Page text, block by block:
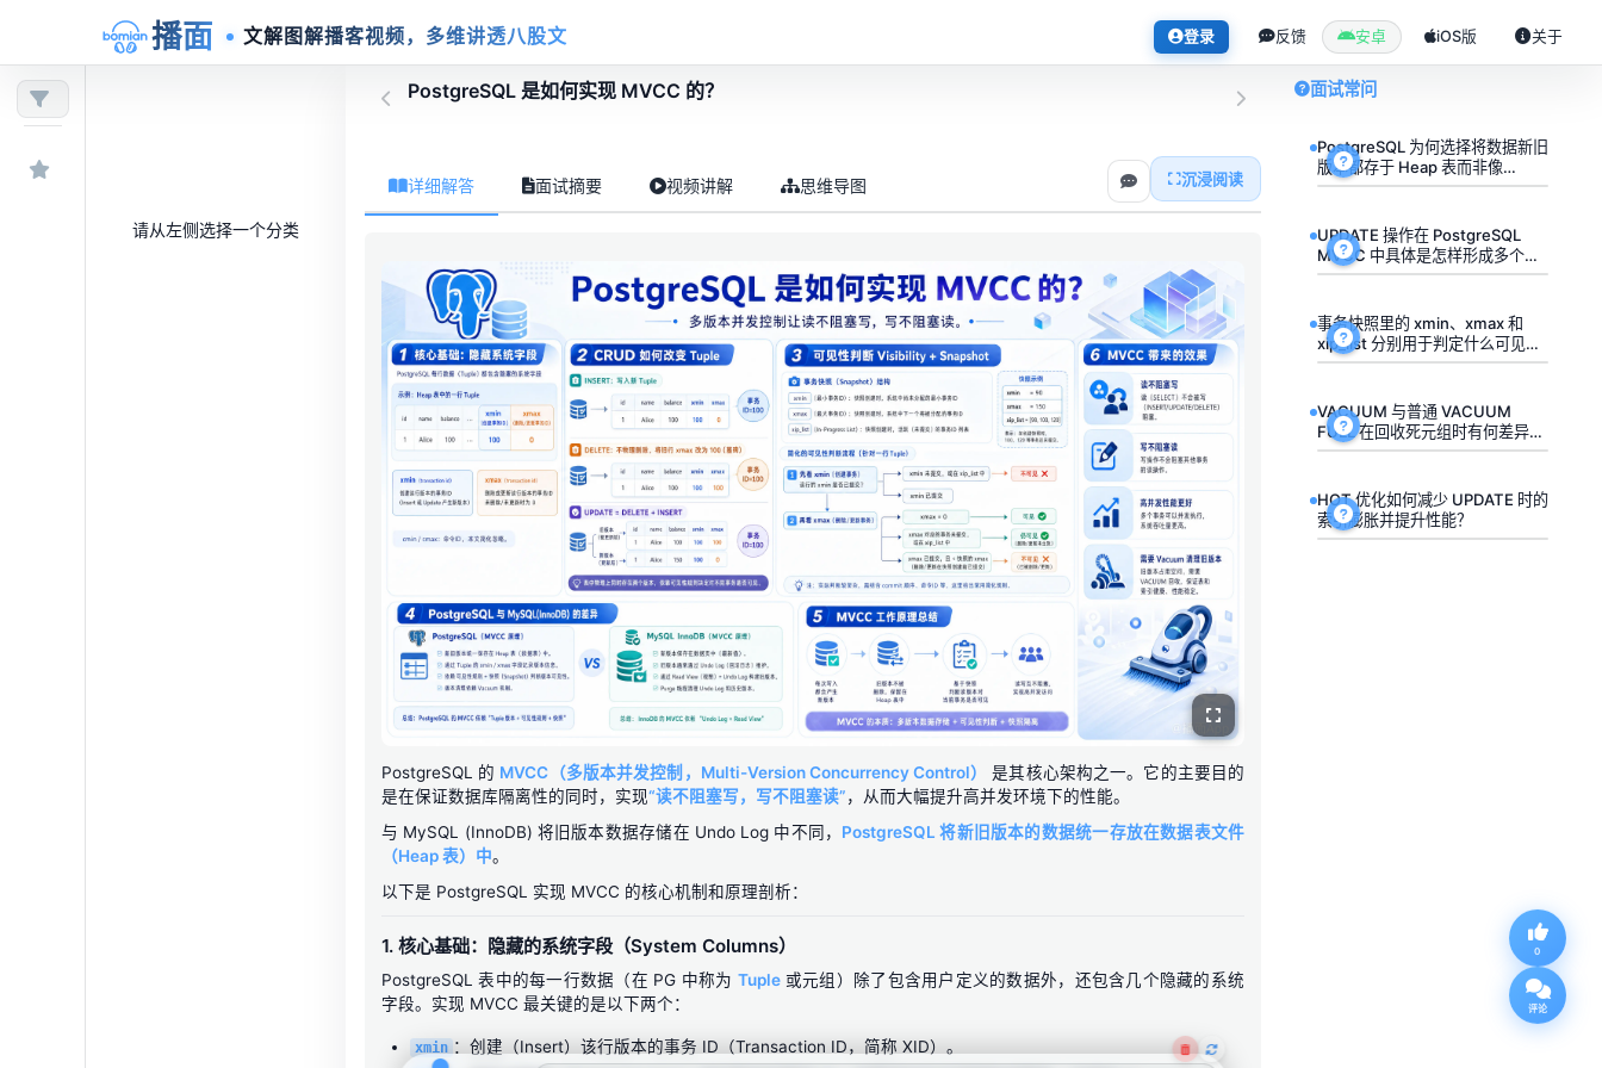
播面 文解图解播客视频，多维讲透八股文 登录 反馈 安卓 iOS版 关于
0
评论
请从左侧选择一个分类
PostgreSQL 是如何实现 MVCC 的？
详细解答 面试摘要 视频讲解 思维导图 沉浸阅读
PostgreSQL 的 MVCC（多版本并发控制，Multi-Version Concurrency Control）
是其核心架构之一。它的主要目的
是在保证数据库隔离性的同时，实现“读不阻塞写，写不阻塞读”，从而大幅提升高并发环境下的性能。
与 MySQL (InnoDB) 将旧版本数据存储在 Undo Log 中不同， PostgreSQL 将新旧版本的数据统一存放在数据表文件
（Heap 表）中。
以下是 PostgreSQL 实现 MVCC 的核心机制和原理剖析：
1. 核心基础：隐藏的系统字段（System Columns）
PostgreSQL 表中的每一行数据（在 PG 中称为 Tuple或元组）除了包含用户定义的数据外，还包含几个隐藏的系统
字段。实现 MVCC 最关键的是以下两个：
xmin ：创建（Insert）该行版本的事务 ID（Transaction ID，简称 XID）。
面试常问
PostgreSQL 为何选择将数据新旧
版本都存于 Heap 表而非像
InnoDB 那样用 Undo Log？
UPDATE 操作在 PostgreSQL
MVCC 中具体是怎样形成多个数
据版本的？
事务快照里的 xmin、xmax 和
xip_list 分别用于判定什么可见性
条件？
VACUUM 与普通 VACUUM
FULL 在回收死元组时有何差异，
各适用于哪些场景？
HOT 优化如何减少 UPDATE 时的
索引膨胀并提升性能？